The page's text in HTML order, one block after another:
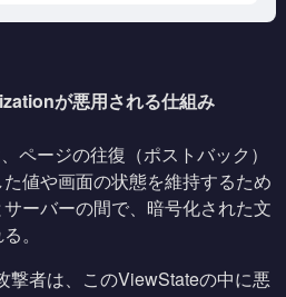
が悪用される仕組み
ページの往復（ポストバック）
値や画面の状態を維持するため
ーバーの間で、暗号化された文
。
撃者は、このViewStateの中に悪